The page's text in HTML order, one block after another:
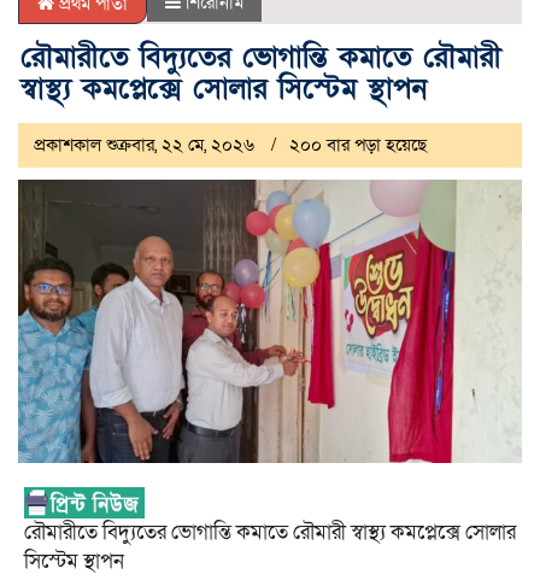
রৌমারীতে বিদ্যুতের ভোগান্তি কমাতে রৌমারী
স্বাস্থ্য কমপ্লেক্সে সোলার সিস্টেম স্থাপন
প্রকাশকাল শুক্রবার, ২২ মে, ২০২৬ ২০০ বার পড়া হয়েছে
রৌমারীতে বিদ্যুতের ভোগান্তি কমাতে রৌমারী স্বাস্থ্য কমপ্লেক্সে সোলার
সিস্টেম স্থাপন